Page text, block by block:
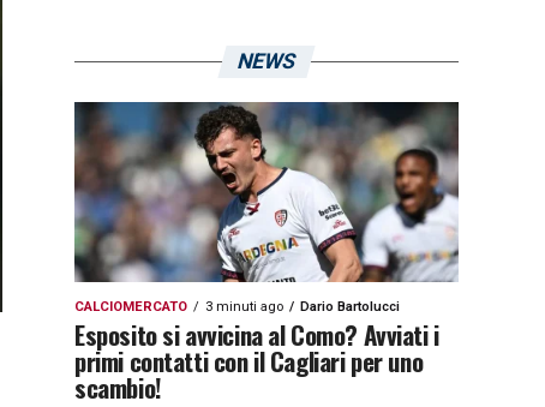
NEWS
CALCIOMERCATO 3 minuti ago Dario Bartolucci
Esposito si avvicina al Como? Avviati i
primi contatti con il Cagliari per uno
scambio!